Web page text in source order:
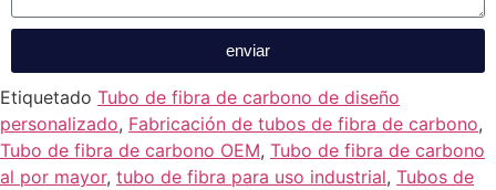
enviar
Etiquetado Tubo de fibra de carbono de diseño
personalizado, Fabricación de tubos de fibra de carbono,
Tubo de fibra de carbono OEM, Tubo de fibra de carbono
al por mayor, tubo de fibra para uso industrial, Tubos de